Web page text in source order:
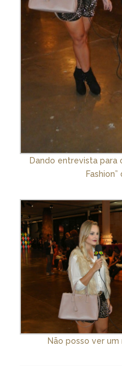
Dando entrevista para
Fashion”
Não posso ver um